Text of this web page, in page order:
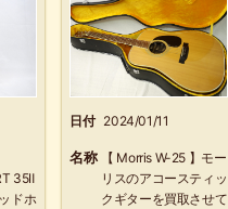
35Ⅱ
ドホ
日付 2024/01/11
名称
【 Morris W-25 】モー
リスのアコースティッ
クギターを買取させて